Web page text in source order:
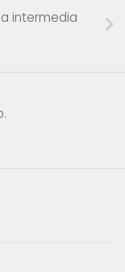
intermedia